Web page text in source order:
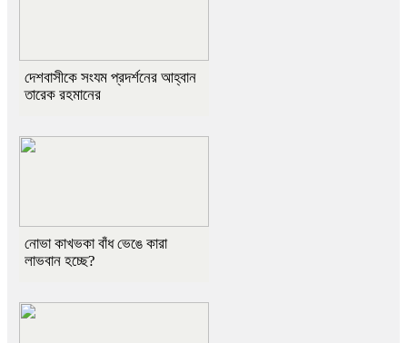
দেশবাসীকে সংযম প্রদর্শনের আহ্বান
তারেক রহমানের
নোভা কাখভকা বাঁধ ভেঙে কারা
লাভবান হচ্ছে?